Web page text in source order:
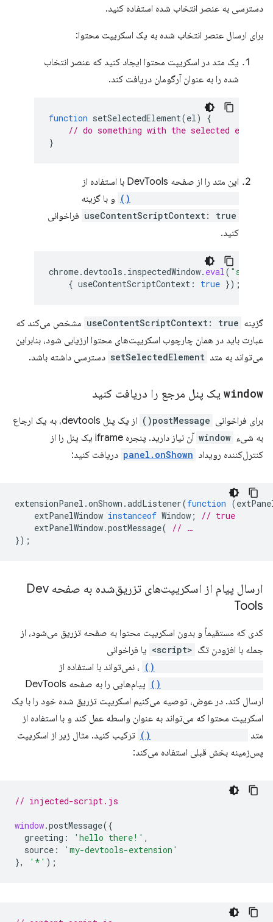
دسترسی به عنصر انتخاب شده استفاده کنید.
برای ارسال عنصر انتخاب شده به یک اسکریپت محتوا:
یک متد در اسکریپت محتوا ایجاد کنید که عنصر انتخاب
شده را به عنوان آرگومان دریافت کند.
function setSelectedElement(el)
{
// do something with the selected element
}
این متد را از صفحه DevTools با استفاده از
و با گزینه
useContentScriptContext: true فراخوانی
کنید.
chrome.devtools . inspectedWindow. eval(
{ useContentScriptContext : true });
گزینه useContentScriptContext: true مشخص می‌کند که
عبارت باید در همان چارچوب اسکریپت‌های محتوا ارزیابی شود، بنابراین
می‌تواند به متد setSelectedElement دسترسی داشته باشد.
window یک پنل مرجع را دریافت کنید
برای فراخوانی postMessage()
از یک پنل devtools، به یک ارجاع
به شیء window
آن نیاز دارید. پنجره iframe یک پنل را از
کنترل‌کننده رویداد panel.onShown دریافت کنید:
extensionPanel .onShown .addListener(function (
extPanelWindow instanceof Window ;
// true
extPanelWindow.postMessage(
// …
});
ارسال پیام از اسکریپت‌های تزریق‌شده به صفحه Dev
Tools
کدی که مستقیماً و بدون اسکریپت محتوا به صفحه تزریق می‌شود، از
جمله با افزودن تگ <script> یا فراخوانی
، نمی‌تواند با استفاده از
پیام‌هایی را به صفحه DevTools
ارسال کند. در عوض، توصیه می‌کنیم اسکریپت تزریق شده خود را با یک
اسکریپت محتوا که می‌تواند به عنوان واسطه عمل کند و با استفاده از
متد
ترکیب کنید. مثال زیر از اسکریپت
پس‌زمینه بخش قبلی استفاده می‌کند:
// injected-script.js
window.postMessage({
greeting : 'hello there!' ,
source :
'my-devtools-extension'
},
'*' );